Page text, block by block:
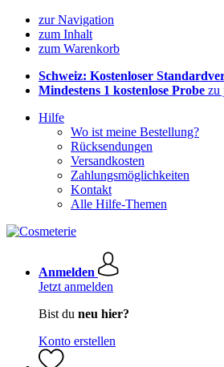
zur Navigation
zum Inhalt
zum Warenkorb
Schweiz: Kostenloser
Mindestens 1 kostenlose Probe zu
Hilfe
Wo ist meine Bestellung?
Rücksendungen
Versandkosten
Zahlungsmöglichkeiten
Kontakt
Alle Hilfe-Themen
Anmelden
Jetzt anmelden
Bist du neu hier?
Konto erstellen